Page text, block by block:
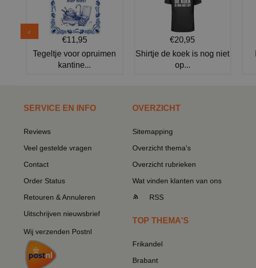
€11,95
Tegeltje voor opruimen
kantine...
€20,95
Shirtje de koek is nog niet
op...
SERVICE EN INFO
Reviews
Veel gestelde vragen
Contact
Order Status
Retouren & Annuleren
Uitschrijven nieuwsbrief
Wij verzenden Postnl
OVERZICHT
Sitemapping
Overzicht thema's
Overzicht rubrieken
Wat vinden klanten van ons
RSS
TOP THEMA'S
Frikandel
Brabant